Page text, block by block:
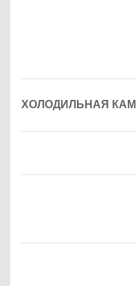
ХОЛОДИЛЬНАЯ